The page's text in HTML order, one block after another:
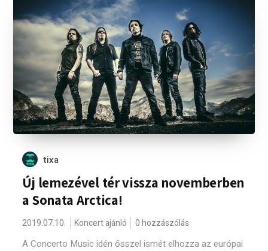
tixa
Új lemezével tér vissza novemberben
a Sonata Arctica!
2019.07.10. Koncert ajánló 0 hozzászólás
A Concerto Music idén ősszel ismét elhozza az európai